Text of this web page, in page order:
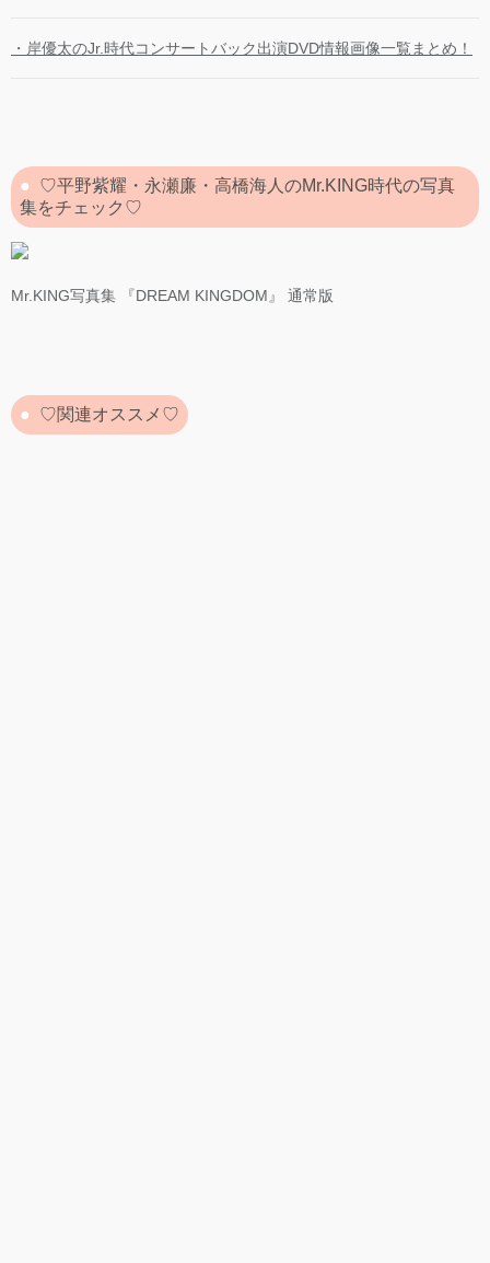
・岸優太のJr.時代コンサートバック出演DVD情報画像一覧まとめ！
♡平野紫耀・永瀬廉・高橋海人のMr.KING時代の写真
集をチェック♡
Mr.KING写真集 『DREAM KINGDOM』 通常版
♡関連オススメ♡